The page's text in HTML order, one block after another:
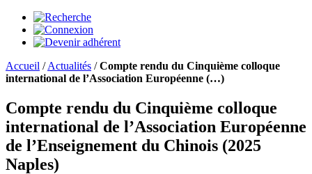
Accueil /Actualités /Compte rendu du Cinquième colloque
international de l’Association Européenne (…)
Compte rendu du Cinquième colloque
international de l’Association Européenne
de l’Enseignement du Chinois (2025
Naples)